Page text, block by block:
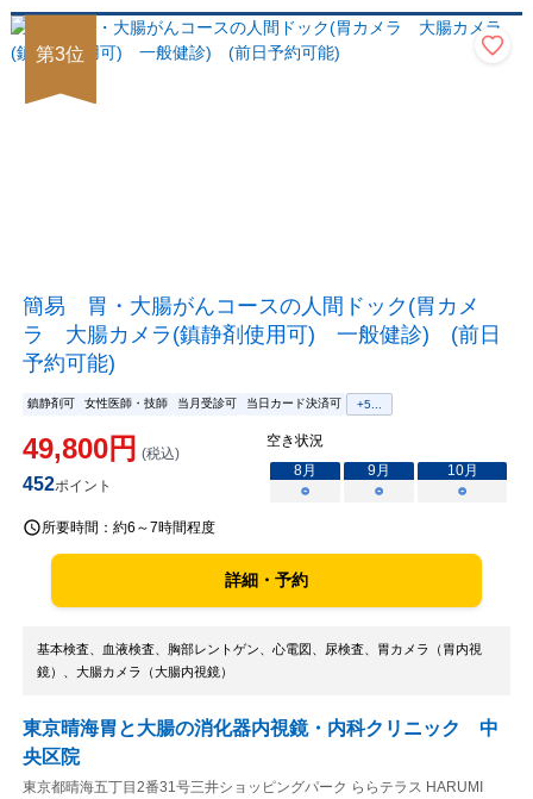
第3位
簡易 胃・大腸がんコースの人間ドック(胃カメ
ラ 大腸カメラ(鎮静剤使用可) 一般健診) (前日
予約可能)
鎮静剤可 女性医師・技師 当月受診可 当日カード決済可 +5...
49,800円 (税込)
452ポイント
空き状況
8月 9月 10月
○
○ ○
所要時間： 約6～7時間程度
詳細・予約
基本検査、血液検査、胸部レントゲン、心電図、尿検査、胃カメラ（胃内視
鏡）、大腸カメラ（大腸内視鏡）
東京晴海胃と大腸の消化器内視鏡・内科クリニック 中
央区院
東京都晴海五丁目2番31号三井ショッピングパーク ららテラス HARUMI